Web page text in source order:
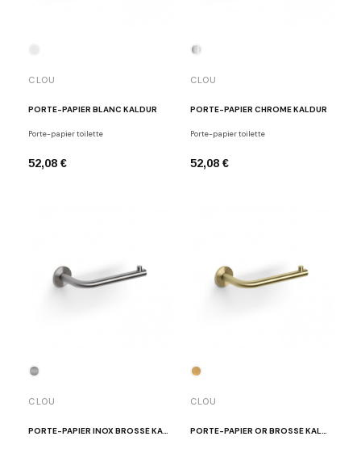
CLOU
PORTE-PAPIER BLANC KALDUR
Porte-papier toilette
52,08 €
CLOU
PORTE-PAPIER CHROME KALDUR
Porte-papier toilette
52,08 €
CLOU CLOU